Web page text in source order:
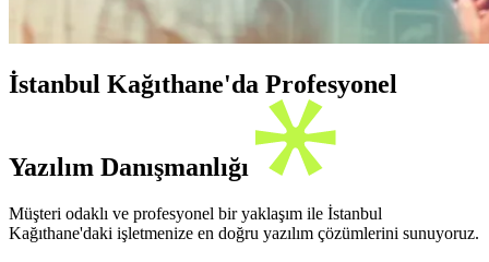
İstanbul Kağıthane'da Profesyonel
Yazılım Danışmanlığı
Müşteri odaklı ve profesyonel bir yaklaşım ile İstanbul
Kağıthane'daki işletmenize en doğru yazılım çözümlerini sunuyoruz.